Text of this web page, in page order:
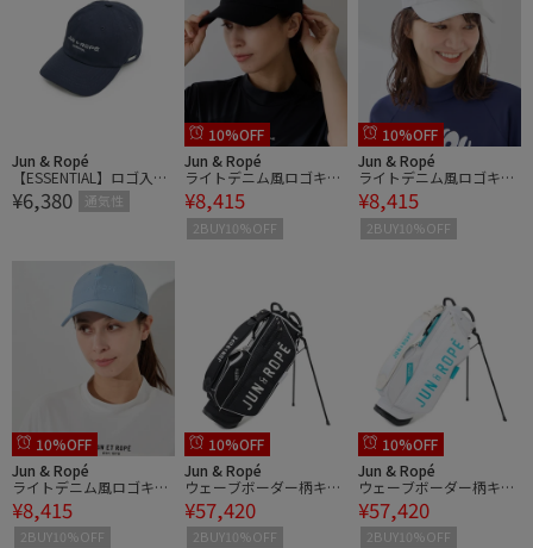
Jun & Ropé
【ESSENTIAL】ロゴ入り
キャップ
¥6,380 通気性
10%OFF
Jun & Ropé
ライトデニム風ロゴキャ
ップ
¥8,415
2BUY10%OFF
10%OFF
Jun & Ropé
ライトデニム風ロゴキャ
ップ
¥8,415
2BUY10%OFF
10%OFF
Jun & Ropé
ライトデニム風ロゴキャ
ップ
¥8,415
2BUY10%OFF
10%OFF
Jun & Ropé
ウェーブボーダー柄キャ
ディーバッグ/ユニセッ
クス・軽量
¥57,420
2BUY10%OFF
10%OFF
Jun & Ropé
ウェーブボーダー柄キャ
ディーバッグ/ユニセッ
クス・軽量
¥57,420
2BUY10%OFF